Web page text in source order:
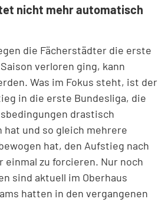
nicht mehr automatisch
die Fächerstädter die erste
verloren ging, kann
Was im Fokus steht, ist der
in die erste Bundesliga, die
drastisch
und so gleich mehrere
hat, den Aufstieg nach
einmal zu forcieren. Nur noch
sind aktuell im Oberhaus
hatten in den vergangenen